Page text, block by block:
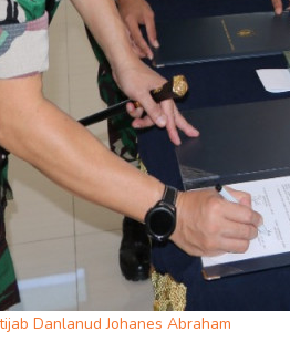
Danlanud Johanes Abraham